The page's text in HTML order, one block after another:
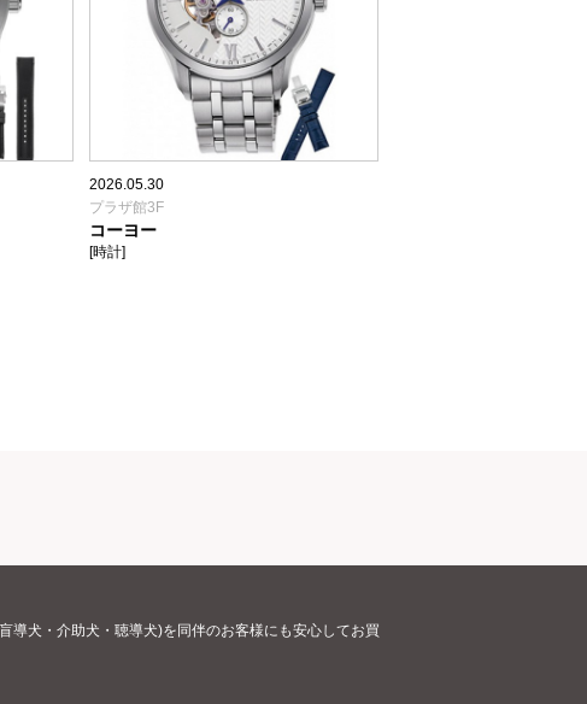
2026.05.30
プラザ館3F
コーヨー
[時計]
導犬・介助犬・聴導犬)を同伴のお客様にも安心してお買